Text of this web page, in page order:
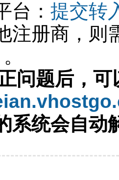
台： 提交转
注册商，则
问题后，可
系统会自动